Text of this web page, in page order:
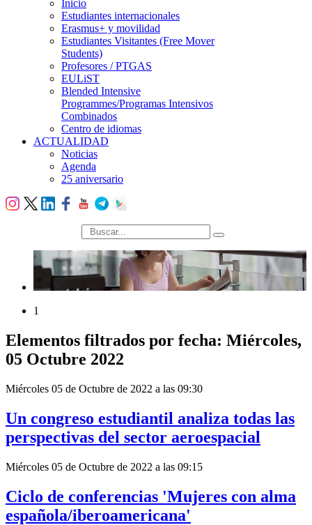
Inicio
Estudiantes internacionales
Erasmus+ y movilidad
Estudiantes Visitantes (Free Mover
Students)
Profesores / PTGAS
EULiST
Blended Intensive
Programmes/Programas Intensivos
Combinados
Centro de idiomas
ACTUALIDAD
Noticias
Agenda
25 aniversario
búsqueda
1
Elementos filtrados por fecha: Miércoles,
05 Octubre 2022
Miércoles 05 de Octubre de 2022 a las 09:30
Un congreso estudiantil analiza todas las
perspectivas del sector aeroespacial
Miércoles 05 de Octubre de 2022 a las 09:15
Ciclo de conferencias 'Mujeres con alma
española/iberoamericana'